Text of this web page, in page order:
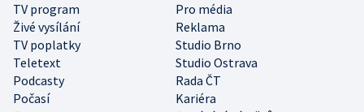
TV program
Pro média
Živé vysílání
Reklama
TV poplatky
Studio Brno
Teletext
Studio Ostrava
Podcasty
Rada ČT
Počasí
Kariéra